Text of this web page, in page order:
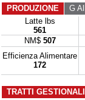
PRODUZIONE
G
Latte lbs
561
NM$ 507
Efficienza Alimentare
172
TRATTI